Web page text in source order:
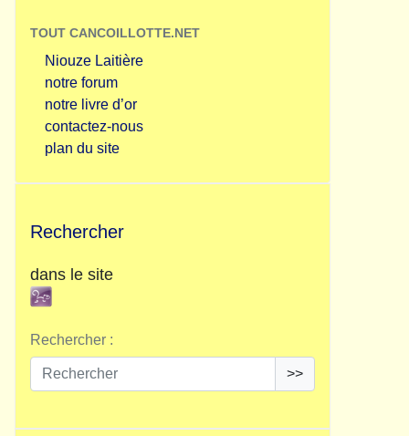
TOUT CANCOILLOTTE.NET
Niouze Laitière
notre forum
notre livre d’or
contactez-nous
plan du site
Rechercher
dans le site
Rechercher :
>>